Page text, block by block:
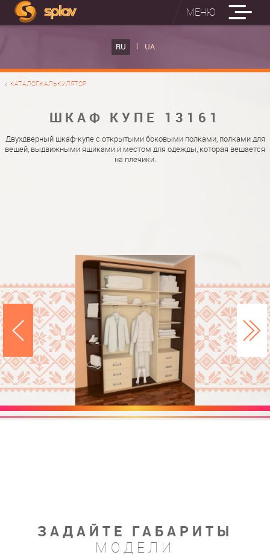
МЕНЮ
RU UA
КАТАЛОГ-КАЛЬКУЛЯТОР
ШКАФ КУПЕ 13161
Двухдверный шкаф-купе с открытыми боковыми полками, полками для
вещей, выдвижными ящиками и местом для одежды, которая вешается
на плечики.
ЗАДАЙТЕ ГАБАРИТЫ
МОДЕЛИ
ВСТРОЕННЫЕ ГЛАДИЛЬНЫЕ ДОСКИ
НАСТЕННАЯ ГЛАДИЛЬНАЯ ДОСКА "РУСАЛКА"
ФОТО ШКАФОВ КУПЕ
МАТЕРИАЛЫ
ФУРНИТУРА
КАТАЛОГИ ДВЕРЕЙ
О НАС